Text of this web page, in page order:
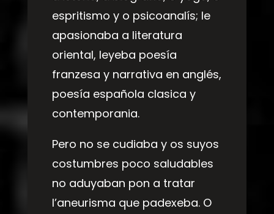
espritismo y o psicoanalís; le
apasionaba a literatura
oriental, leyeba poesía
franzesa y narrativa en anglés,
poesía española clasica y
contemporania.
Pero no se cudiaba y os suyos
costumbres poco saludables
no aduyaban pon a tratar
l’aneurisma que padexeba. O